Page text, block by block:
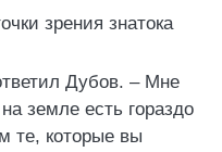
зрения знатока
Дубов. – Мне
земле есть гораздо
те, которые вы